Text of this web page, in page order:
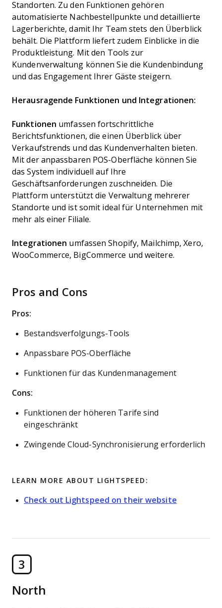
Standorten. Zu den Funktionen gehören
automatisierte Nachbestellpunkte und detaillierte
Lagerberichte, damit Ihr Team stets den Überblick
behält. Die Plattform liefert zudem Einblicke in die
Produktleistung. Mit den Tools zur
Kundenverwaltung können Sie die Kundenbindung
und das Engagement Ihrer Gäste steigern.
Herausragende Funktionen und Integrationen:
Funktionen umfassen fortschrittliche
Berichtsfunktionen, die einen Überblick über
Verkaufstrends und das Kundenverhalten bieten.
Mit der anpassbaren POS-Oberfläche können Sie
das System individuell auf Ihre
Geschäftsanforderungen zuschneiden. Die
Plattform unterstützt die Verwaltung mehrerer
Standorte und ist somit ideal für Unternehmen mit
mehr als einer Filiale.
Integrationen umfassen Shopify, Mailchimp, Xero,
WooCommerce, BigCommerce und weitere.
Pros and Cons
Pros:
Bestandsverfolgungs-Tools
Anpassbare POS-Oberfläche
Funktionen für das Kundenmanagement
Cons:
Funktionen der höheren Tarife sind
eingeschränkt
Zwingende Cloud-Synchronisierung erforderlich
LEARN MORE ABOUT LIGHTSPEED:
Check out Lightspeed on their website
3
North